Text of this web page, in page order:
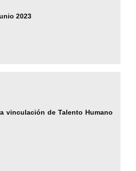
2023
vinculación de Talento Humano